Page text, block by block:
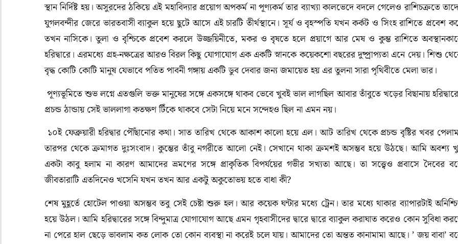
স্থান নির্দিষ্ট হয়। অসুরদের ঠকিয়ে এই মহাবিদ্যার প্রয়োগ অপকর্ম না পূণ্যকর্ম তার ব্যাখ্যা কালভেদে বদলে গেলেও রাশিচক্রতে
যুগলবন্দীর জেরে ভারতবাসী ব্যাকুল হয়ে ছুটে আসে এই চারটি তীর্থস্থানে। সূর্য ও বৃহস্পতি যখন কর্কট ও সিংহ রাশিতে প্রবেশ
তখন নাসিকে। তুলা ও বৃশ্চিকে প্রবেশ করলে উজ্জয়িনীতে, মকর ও বৃষতে হলে প্রয়াগে আর মেষ ও কুম্ভ রাশিতে
হরিদ্বারে। এরমধ্যে গ্রহ-নক্ষত্রের আরও বিরল কিছু যোগাযোগ এক একটি স্নানকে কয়েকশো বছরের দুষ্প্রাপ্যতা এনে দেয়। শিশু
বৃদ্ধ কোটি কোটি মানুষ যেভাবে পতিত পাবনী গঙ্গায় একটি ডুব দেবার জন্য জমায়েত হয় এর তুলনা সারা পৃথিবীতে মেলা ভার।
পূণ্যভূমিতে শুভ লগ্নে এতগুলি ভক্ত মানুষের সঙ্গে একসঙ্গে থাকব ভেবে খুবই ভাল লাগছিল আবার তাঁবুতে খড়ের বিছানায়
প্রচন্ড ঠান্ডায় সেই ভাললাগা কতক্ষণ টিঁকে থাকবে সেটা নিয়ে মনে সন্দেহও ছিল না এমন নয়।
১০ই ফেব্রুয়ারী হরিদ্বার পৌঁছানোর কথা। সাত তারিখ থেকে আকাশ কালো হয়ে এল। আট তারিখ থেকে প্রচন্ড বৃষ্টির খবর
তারপর থেকে ক্রমাগত দুঃসংবাদ। কুম্ভের তাঁবু নগরীতে আলো নেই। সেখানে থাকা ক্রমশই অসম্ভব হয়ে উঠছে। আমি অবশ্য
একটা কাবু হলাম না কারণ আমাদের ভ্রমণের সঙ্গে প্রাকৃতিক বিপর্যয়ের গভীর সখ্যতা আছে। তা সত্ত্বেও প্রবাসে দৈবের
জীবতারাটি এতদিনেও খসেনি যখন তখন আর একটু অকুতোভয় হতে বাধা কী?
শেষ মুহূর্তে হোটেল পাওয়া অসম্ভব তবু সেই চেষ্টা শুরু হল। আর কয়েক ঘন্টার মধ্যে ট্রেন। তার মধ্যে থাকার ব্যাপারটাই
হয়ে উঠল। আমি হরিদ্বারের সঙ্গে বিন্দুমাত্র যোগাযোগ আছে এমন গৃহবাসীদের দ্বারে দ্বারে ব্যাকুল করাঘাত করেও কোন সুবিধা
না পেরে হাল ছেড়ে ভাবলাম কত লোক তো কোন ব্যবস্থা না করেই চলে যায়। আমাদের তো অন্তত কানামামা আছে। ’ জয় বাবা’